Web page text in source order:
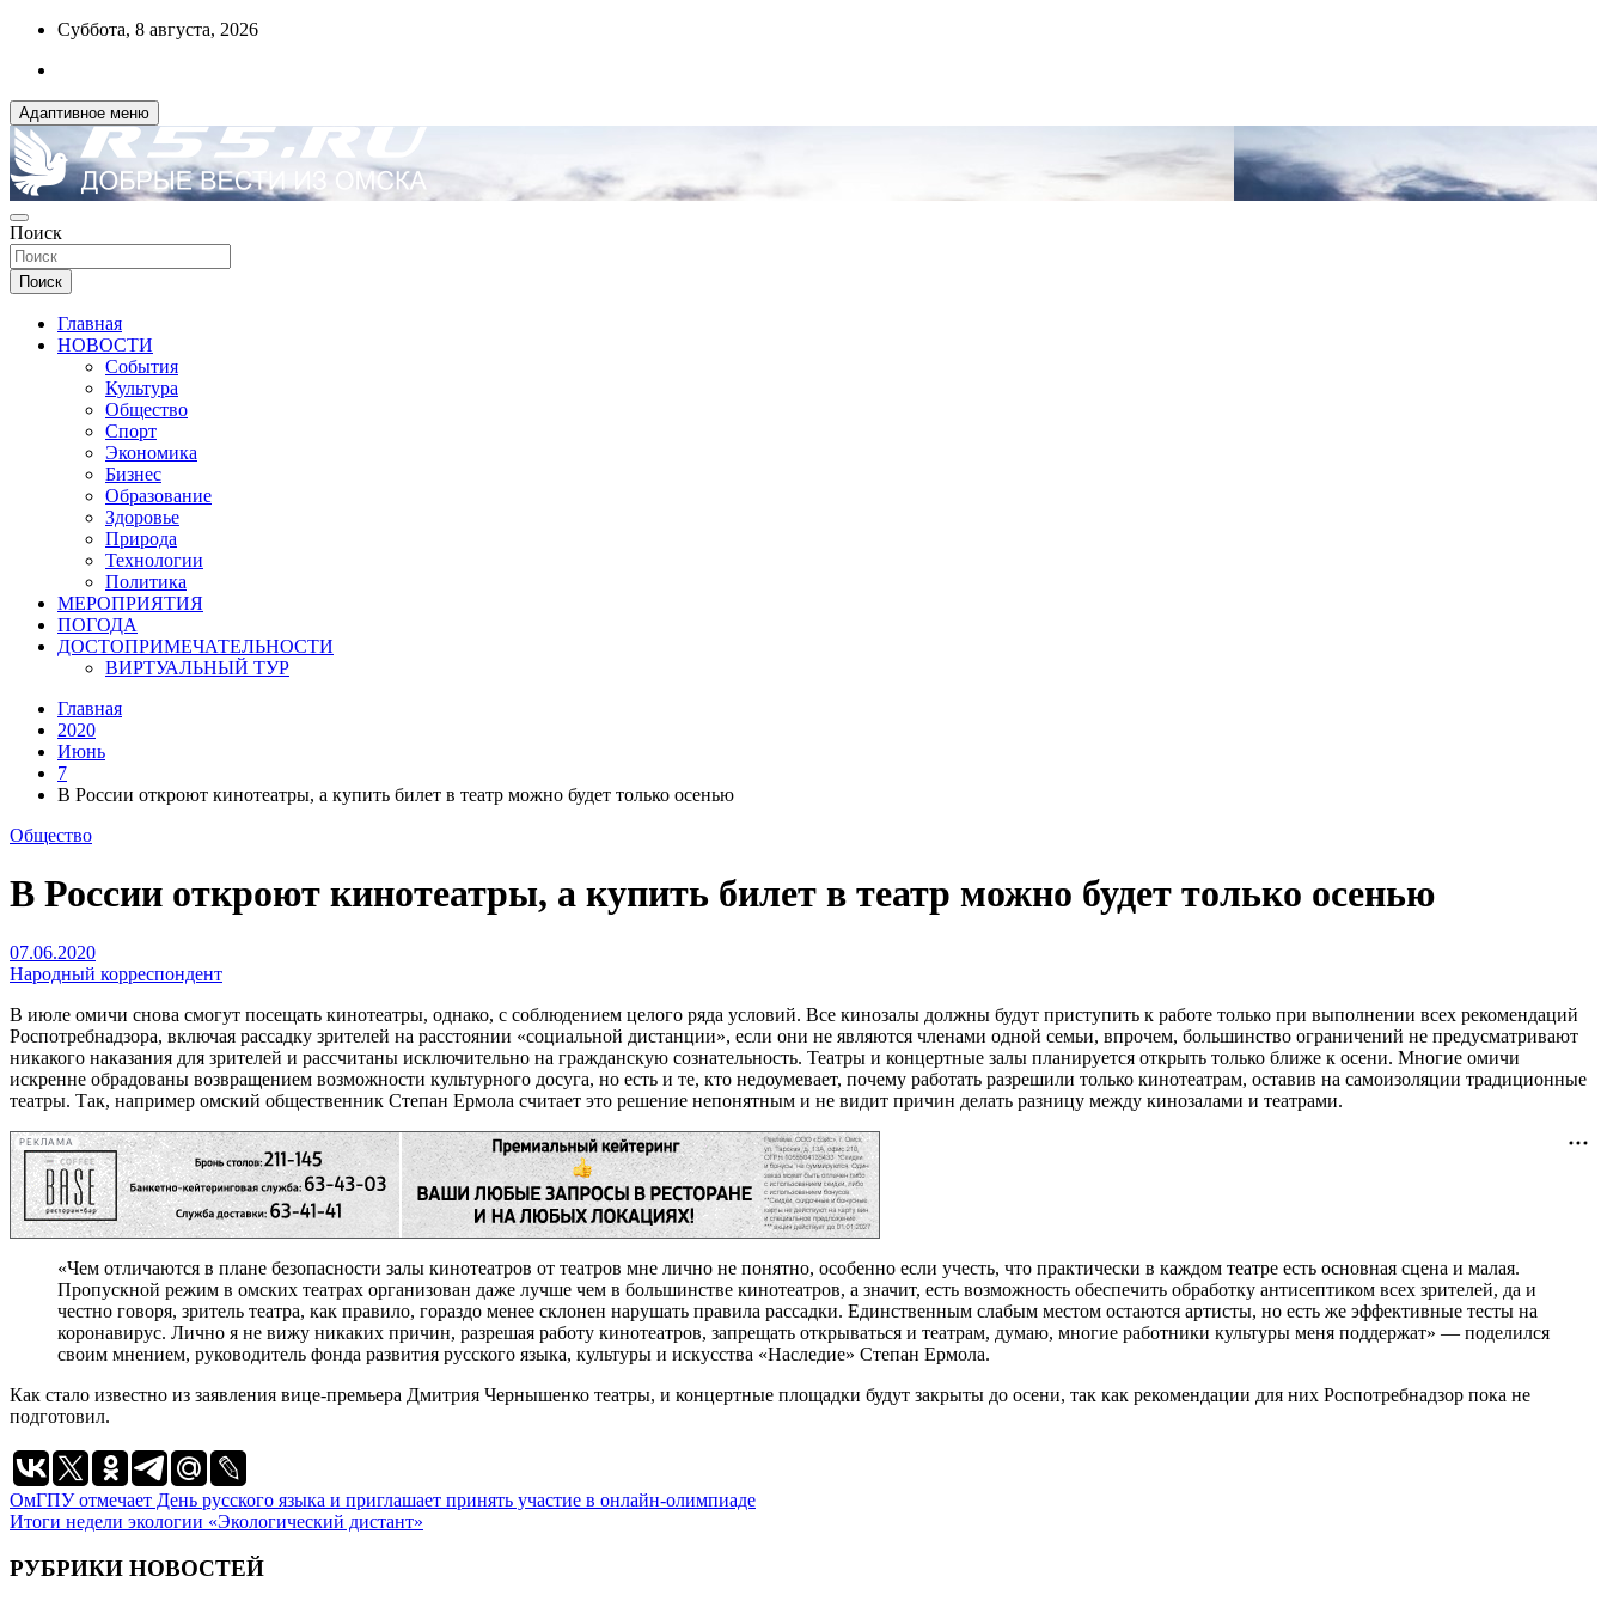
Перейти
содержимому
Суббота, 8 августа, 2026
Адаптивное меню
R55.RU
ДОБРЫЕ ВЕСТИ ИЗ ОМСКА
Поиск
Поиск
Главная
НОВОСТИ
События
Культура
Общество
Спорт
Экономика
Бизнес
Образование
Здоровье
Природа
Технологии
Политика
МЕРОПРИЯТИЯ
ПОГОДА
ДОСТОПРИМЕЧАТЕЛЬНОСТИ
ВИРТУАЛЬНЫЙ ТУР
Главная
2020
Июнь
7
В России откроют кинотеатры, а купить билет в театр можно будет только осенью
Общество
В России откроют кинотеатры, а купить билет в театр можно будет только осенью
07.06.2020
Народный корреспондент
В июле омичи снова смогут посещать кинотеатры, однако, с соблюдением целого ряда условий. Все кинозалы должны будут приступить к работе только при выполнении всех рекомендаций
Роспотребнадзора, включая рассадку зрителей на расстоянии «социальной дистанции», если они не являются членами одной семьи, впрочем, большинство ограничений не предусматривают
никакого наказания для зрителей и рассчитаны исключительно на гражданскую сознательность. Театры и концертные залы планируется открыть только ближе к осени. Многие омичи
искренне обрадованы возвращением возможности культурного досуга, но есть и те, кто недоумевает, почему работать разрешили только кинотеатрам, оставив на самоизоляции традиционные
театры. Так, например омский общественник Степан Ермола считает это решение непонятным и не видит причин делать разницу между кинозалами и театрами.
РЕКЛАМА
«Чем отличаются в плане безопасности залы кинотеатров от театров мне лично не понятно, особенно если учесть, что практически в каждом театре есть основная сцена и малая.
Пропускной режим в омских театрах организован даже лучше чем в большинстве кинотеатров, а значит, есть возможность обеспечить обработку антисептиком всех зрителей, да и
честно говоря, зритель театра, как правило, гораздо менее склонен нарушать правила рассадки. Единственным слабым местом остаются артисты, но есть же эффективные тесты на
коронавирус. Лично я не вижу никаких причин, разрешая работу кинотеатров, запрещать открываться и театрам, думаю, многие работники культуры меня поддержат» — поделился
своим мнением, руководитель фонда развития русского языка, культуры и искусства «Наследие» Степан Ермола.
Как стало известно из заявления вице-премьера Дмитрия Чернышенко театры, и концертные площадки будут закрыты до осени, так как рекомендации для них Роспотребнадзор пока не
подготовил.
Навигация
по
записям
ОмГПУ отмечает День русского языка и приглашает принять участие в онлайн-олимпиаде
Итоги недели экологии «Экологический дистант»
РУБРИКИ НОВОСТЕЙ